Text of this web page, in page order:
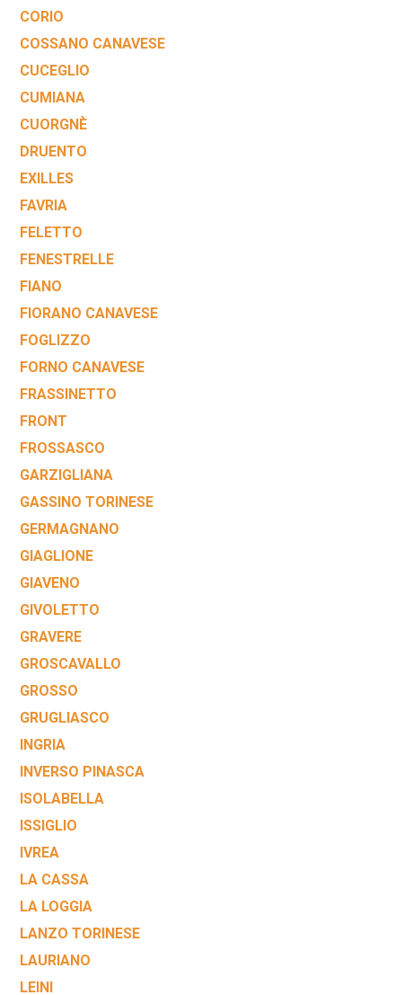
CORIO
COSSANO CANAVESE
CUCEGLIO
CUMIANA
CUORGNÈ
DRUENTO
EXILLES
FAVRIA
FELETTO
FENESTRELLE
FIANO
FIORANO CANAVESE
FOGLIZZO
FORNO CANAVESE
FRASSINETTO
FRONT
FROSSASCO
GARZIGLIANA
GASSINO TORINESE
GERMAGNANO
GIAGLIONE
GIAVENO
GIVOLETTO
GRAVERE
GROSCAVALLO
GROSSO
GRUGLIASCO
INGRIA
INVERSO PINASCA
ISOLABELLA
ISSIGLIO
IVREA
LA CASSA
LA LOGGIA
LANZO TORINESE
LAURIANO
LEINI